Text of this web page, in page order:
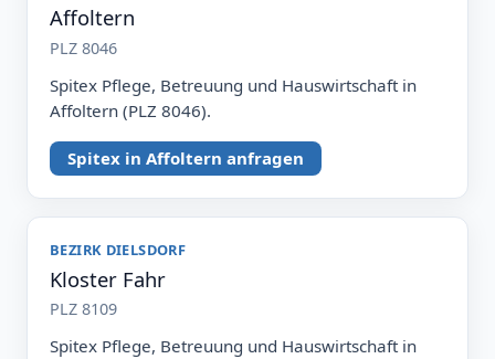
Affoltern
PLZ 8046
Spitex Pflege, Betreuung und Hauswirtschaft in
Affoltern (PLZ 8046).
Spitex in Affoltern anfragen
BEZIRK DIELSDORF
Kloster Fahr
PLZ 8109
Spitex Pflege, Betreuung und Hauswirtschaft in